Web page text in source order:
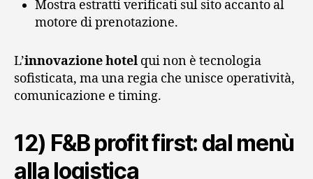
Mostra estratti verificati sul sito accanto al
motore di prenotazione.
L’innovazione hotel qui non è tecnologia
sofisticata, ma una regia che unisce operatività,
comunicazione e timing.
12) F&B profit first: dal menù
alla logistica